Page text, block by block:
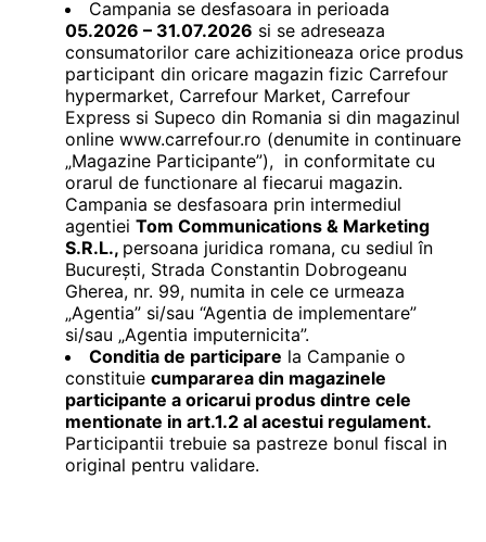
Campania se desfasoara in perioada
05.2026 – 31.07.2026 si se adreseaza
consumatorilor care achizitioneaza orice produs
participant din oricare magazin fizic Carrefour
hypermarket, Carrefour Market, Carrefour
Express si Supeco din Romania si din magazinul
online www.carrefour.ro (denumite in continuare
„Magazine Participante”), in conformitate cu
orarul de functionare al fiecarui magazin.
Campania se desfasoara prin intermediul
agentiei Tom Communications & Marketing
S.R.L., persoana juridica romana, cu sediul în
București, Strada Constantin Dobrogeanu
Gherea, nr. 99, numita in cele ce urmeaza
„Agentia” si/sau “Agentia de implementare”
si/sau „Agentia imputernicita”.
Conditia de participare la Campanie o
constituie cumpararea din magazinele
participante a oricarui produs dintre cele
mentionate in art.1.2 al acestui regulament.
Participantii trebuie sa pastreze bonul fiscal in
original pentru validare.